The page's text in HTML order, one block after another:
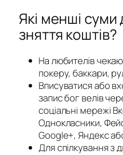
Які менші суми
зняття коштів?
На любителів
покеру, баккари,
Вписуватися або
запис бог велів
соціальні мережі
Однокласники,
Google+, Яндекс
Для спілкування з